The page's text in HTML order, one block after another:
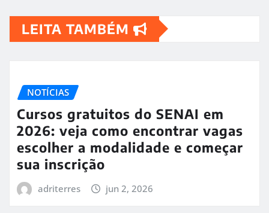
LEITA TAMBÉM
NOTÍCIAS
Cursos gratuitos do SENAI em
2026: veja como encontrar vagas
escolher a modalidade e começar
sua inscrição
adriterres jun 2, 2026